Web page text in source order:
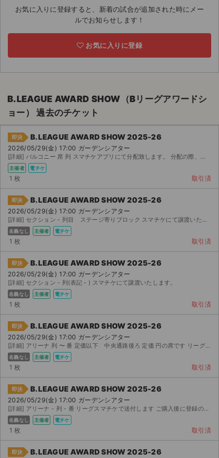
ライブ・コンサート（海外）
ご利用ガイド
ご利用ガイド
手数料・お支払い方法
AIに質問する
よくある質問
お知らせ
サイト情報
チケットジャム運営会社
チケットジャム利用規約
プライバシーポリシー
お気に入りに登録すると、新着の試合が追加された時にメー
ルでお知らせします！
お気に入りに登録
B.LEAGUE AWARD SHOW（Bリーグアワードシ
ョー） 過去のチケット
即決 B.LEAGUE AWARD SHOW 2025-26
2026/05/29(金) 17:00 ガーデンシアター
[詳細] バルコニー 席 列 スマチケアプリにて分配致します。 分配の際、メールアドレスと...
主催者 電チケ
1 枚 取引済
即決 B.LEAGUE AWARD SHOW 2025-26
2026/05/29(金) 17:00 ガーデンシアター
[詳細] セクション - 列目 ステージ寄りブロック スマチケにて譲渡いたします。
名義なし 主催者 電チケ
1 枚 取引済
即決 B.LEAGUE AWARD SHOW 2025-26
2026/05/29(金) 17:00 ガーデンシアター
[詳細] セクション - 列(表記 - ) スマチケにて譲渡いたします。
名義なし 主催者 電チケ
1 枚 取引済
即決 B.LEAGUE AWARD SHOW 2025-26
2026/05/29(金) 17:00 ガーデンシアター
[詳細] アリーナ 列 〜 番 定価以下 中央通路後ろ 定価 円の席です リーグスマチ...
名義なし 主催者 電チケ
1 枚 取引済
即決 B.LEAGUE AWARD SHOW 2025-26
2026/05/29(金) 17:00 ガーデンシアター
[詳細] アリーナ - 列 - 番 リーグスマチケで送付します ご購入後に登録の氏名、メール...
名義なし 主催者 電チケ
1 枚 取引済
即決 B.LEAGUE AWARD SHOW 2025-26